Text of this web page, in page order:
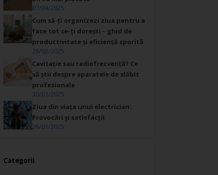
07/04/2025
Cum să-ți organizezi ziua pentru a
face tot ce-ți dorești – ghid de
productivitate și eficiență sporită
26/02/2025
Cavitație sau radiofrecvență? Ce
să știi despre aparatele de slăbit
profesionale
30/01/2025
Ziua din viața unui electrician:
Provocări și satisfacții
26/01/2025
Categorii